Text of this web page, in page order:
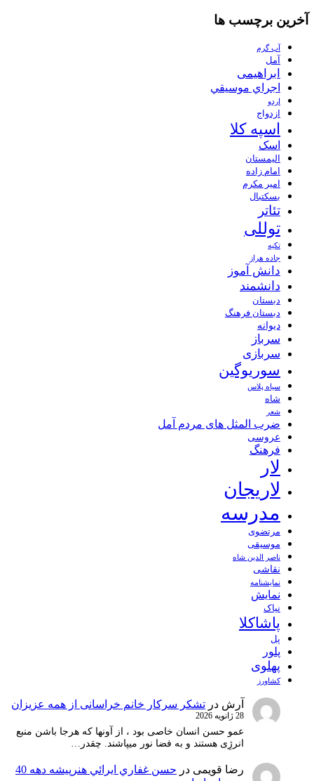
آخرین برچسب ها
آب گرم
آمل
ابراهیمی
اجراي موسيقي
اردو
ازدواج
اسپه کلا
اسک
الیمستان
امام زاده
امیر مکرم
بسکتبال
تئاتر
توللی
تکیه
جاده هراز
دانش آموز
دانشمند
دبستان
دبستان فرهنگ
دیوانه
سرباز
سربازی
سوریوگین
سیاه پلاس
شاه
شعر
ضرب المثل های مردم آمل
عروسی
فرهنگ
لار
لاریجان
مدرسه
مرتضوی
موسیقی
ناصر الدین شاه
نقاشی
نمايشنامه
نمایش
نیاک
پاشاکلا
پل
پلور
پهلوی
کشاورز
آرش در تشکر سرکار خانم خراسانی از همه عزیزان
28 ژانویه 2026
عمو حسن انسان خاصی بود ، از آونها که هرجا باشن منبع
انرژِی هستند و به فضا نور میپاشند. چقدر…
رضا قویمی در
حسن غفاري ايرائي هنرپيشه دهه 40